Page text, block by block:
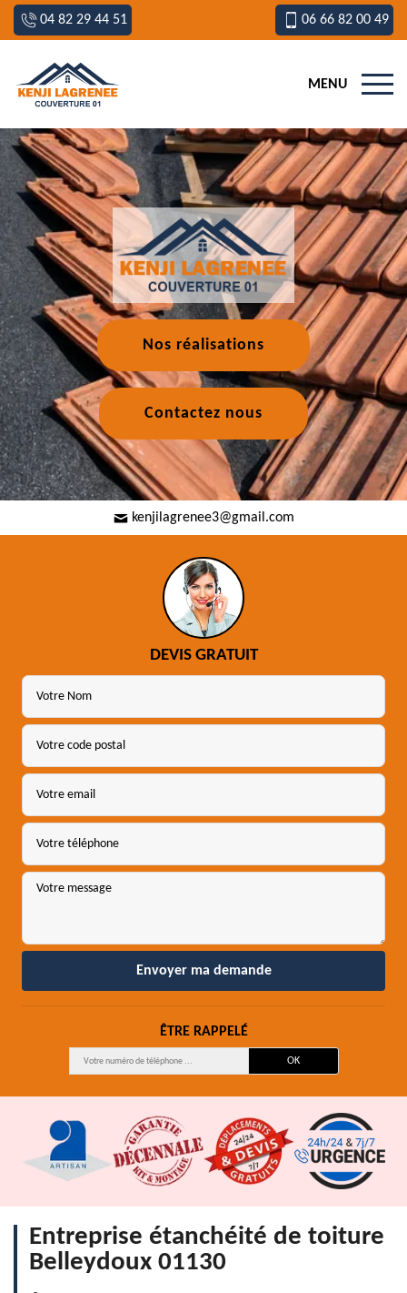
04 82 29 44 51 06 66 82 00 49
MENU
Nos réalisations
Contactez nous
kenjilagrenee3@gmail.com
DEVIS GRATUIT
ÊTRE RAPPELÉ
Entreprise étanchéité de toiture
Belleydoux 01130